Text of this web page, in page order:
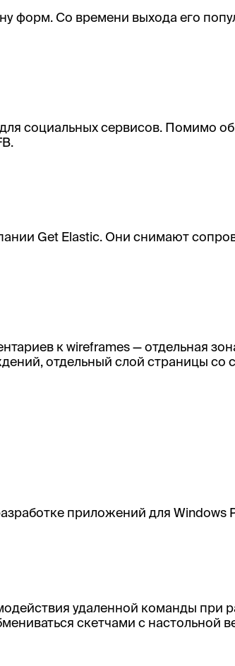
форм. Со времени выхода его
социальных сервисов. Помимо
Get Elastic. Они снимают
к wireframes — отдельная
отдельный слой страницы
приложений для Windows
удаленной команды при
скетчами с настольной